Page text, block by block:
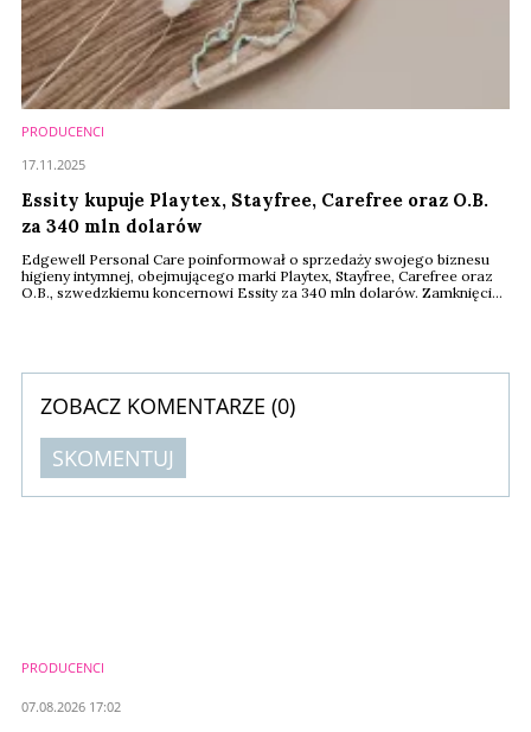
PRODUCENCI
Essity kupuje Playtex, Stayfree, Carefree oraz O.B.
za 340 mln dolarów
Edgewell Personal Care poinformował o sprzedaży swojego biznesu
higieny intymnej, obejmującego marki Playtex, Stayfree, Carefree oraz
O.B., szwedzkiemu koncernowi Essity za 340 mln dolarów. Zamknięcie
17.11.2025
ZOBACZ KOMENTARZE (0)
SKOMENTUJ
PRODUCENCI
07.08.2026 17:02